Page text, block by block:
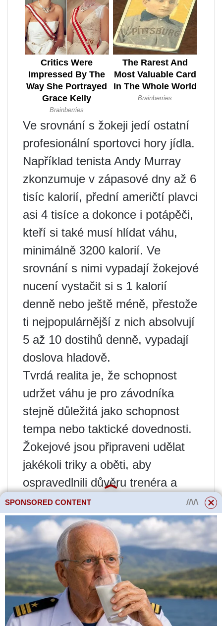
Ve srovnání s žokeji jedí ostatní
profesionální sportovci hory jídla.
Například tenista Andy Murray
zkonzumuje v zápasové dny až 6
tisíc kalorií, přední američtí plavci
asi 4 tisíce a dokonce i potápěči,
kteří si také musí hlídat váhu,
minimálně 3200 kalorií. Ve
srovnání s nimi vypadají žokejové
nucení vystačit si s 1 kalorií
denně nebo ještě méně, přestože
ti nejpopulárnější z nich absolvují
5 až 10 dostihů denně, vypadají
doslova hladově.
Tvrdá realita je, že schopnost
udržet váhu je pro závodníka
stejně důležitá jako schopnost
tempa nebo taktické dovednosti.
Žokejové jsou připraveni udělat
jakékoli triky a oběti, aby
ospravedlnili důvěru trenéra a
vešli se do limitu. Problém je v
tom, že většina běžných
způsobů, jak toho dosáhnout,
nevychází ze současného
vědeckého vývoje, ale z letitých
tradic a učí se nikoli od
specialistů, ale od starších
SPONSORED CONTENT